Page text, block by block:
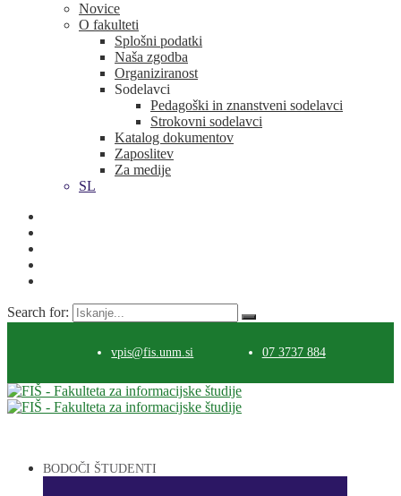
Novice
O fakulteti
Splošni podatki
Naša zgodba
Organiziranost
Sodelavci
Pedagoški in znanstveni sodelavci
Strokovni sodelavci
Katalog dokumentov
Zaposlitev
Za medije
SL
Search for:
vpis@fis.unm.si 07 3737 884
BODOČI ŠTUDENTI